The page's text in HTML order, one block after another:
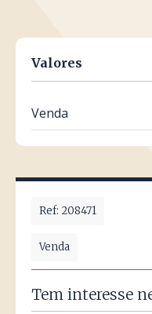
Valores
Venda
Ref: 208471
Venda
Tem interesse